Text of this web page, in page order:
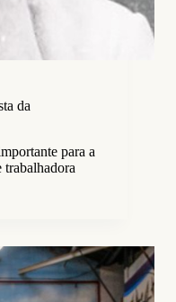
da
para a
trabalhadora